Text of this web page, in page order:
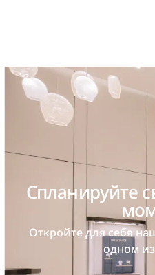
Спланируйте
Откройте для себя
одном